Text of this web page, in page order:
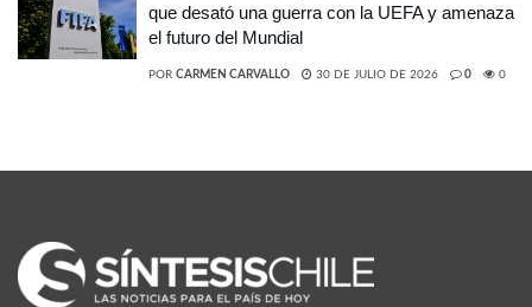
que desató una guerra con la UEFA y amenaza
el futuro del Mundial
POR CARMEN CARVALLO 30 DE JULIO DE 2026 0 0